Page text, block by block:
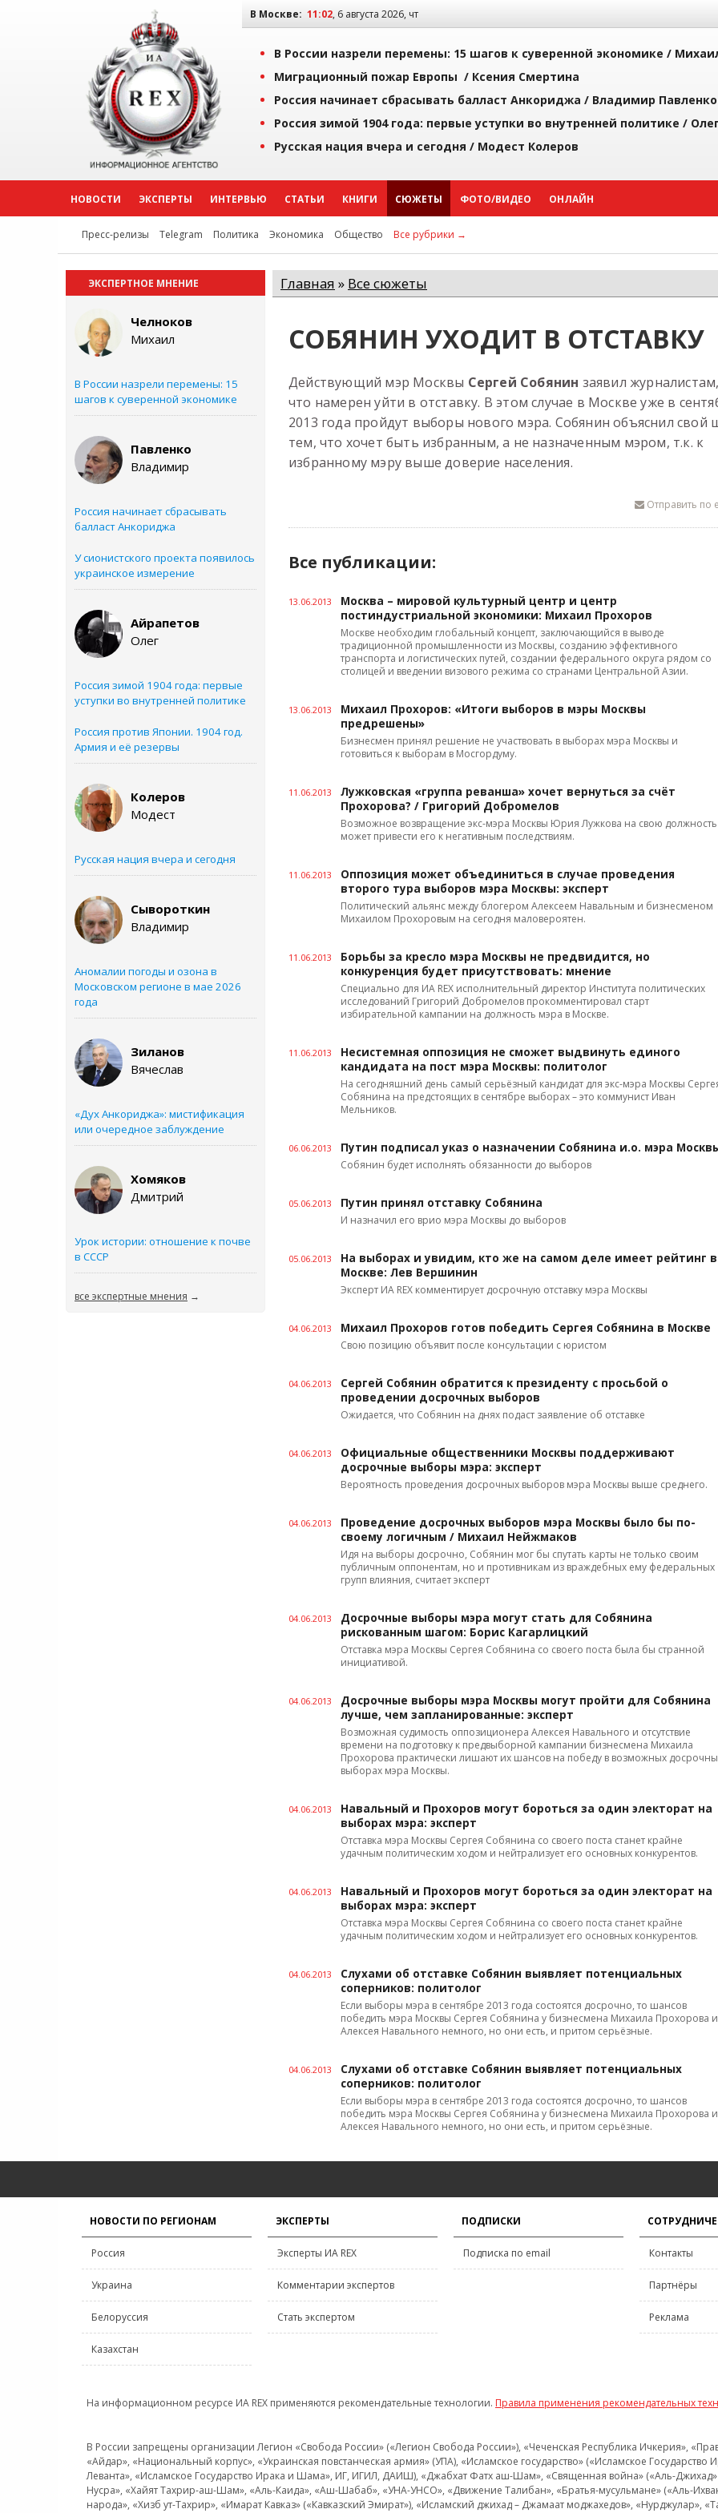
В Москве: 11:02, 6 августа 2026, чт
В России назрели перемены: 15 шагов к суверенной экономике /
Миграционный пожар Европы / Ксения Смертина
Россия начинает сбрасывать балласт Анкориджа / Владимир Павленко
Россия зимой 1904 года: первые уступки во внутренней политике /
Русская нация вчера и сегодня / Модест Колеров
НОВОСТИ ЭКСПЕРТЫ ИНТЕРВЬЮ СТАТЬИ КНИГИ СЮЖЕТЫ ФОТО/ВИДЕО ОНЛАЙН
Пресс-релизы Telegram Политика Экономика Общество Все рубрики →
ЭКСПЕРТНОЕ МНЕНИЕ
Челноков
Михаил
В России назрели перемены: 15
шагов к суверенной экономике
Павленко
Владимир
Россия начинает сбрасывать
балласт Анкориджа
У сионистского проекта появилось
украинское измерение
Айрапетов
Олег
Россия зимой 1904 года: первые
уступки во внутренней политике
Россия против Японии. 1904 год.
Армия и её резервы
Колеров
Модест
Русская нация вчера и сегодня
Сывороткин
Владимир
Аномалии погоды и озона в
Московском регионе в мае 2026
года
Зиланов
Вячеслав
«Дух Анкориджа»: мистификация
или очередное заблуждение
Хомяков
Дмитрий
Урок истории: отношение к почве
в СССР
все экспертные мнения →
Главная » Все сюжеты
СОБЯНИН УХОДИТ В ОТСТАВКУ
Действующий мэр Москвы Сергей Собянин заявил
что намерен уйти в отставку. В этом случае в Москве уже в
2013 года пройдут выборы нового мэра. Собянин объяснил свой
тем, что хочет быть избранным, а не назначенным мэром, т.к. к
избранному мэру выше доверие населения.
Отправить по
Все публикации:
13.06.2013
Москва – мировой культурный центр и центр
постиндустриальной экономики: Михаил Прохоров
Москве необходим глобальный концепт, заключающийся в выводе
традиционной промышленности из Москвы, созданию эффективного
транспорта и логистических путей, создании федерального округа рядом со
столицей и введении визового режима со странами Центральной Азии.
13.06.2013
Михаил Прохоров: «Итоги выборов в мэры Москвы
предрешены»
Бизнесмен принял решение не участвовать в выборах мэра Москвы и
готовиться к выборам в Мосгордуму.
11.06.2013
Лужковская «группа реванша» хочет вернуться за счёт
Прохорова? / Григорий Добромелов
Возможное возвращение экс-мэра Москвы Юрия Лужкова на свою должность
может привести его к негативным последствиям.
11.06.2013
Оппозиция может объединиться в случае проведения
второго тура выборов мэра Москвы: эксперт
Политический альянс между блогером Алексеем Навальным и бизнесменом
Михаилом Прохоровым на сегодня маловероятен.
11.06.2013
Борьбы за кресло мэра Москвы не предвидится, но
конкуренция будет присутствовать: мнение
Специально для ИА REX исполнительный директор Института политических
исследований Григорий Добромелов прокомментировал старт
избирательной кампании на должность мэра в Москве.
11.06.2013
Несистемная оппозиция не сможет выдвинуть единого
кандидата на пост мэра Москвы: политолог
На сегодняшний день самый серьёзный кандидат для экс-мэра Москвы
Собянина на предстоящих в сентябре выборах – это коммунист Иван
Мельников.
06.06.2013 Путин подписал указ о назначении Собянина и.о. мэра
Собянин будет исполнять обязанности до выборов
05.06.2013 Путин принял отставку Собянина
И назначил его врио мэра Москвы до выборов
05.06.2013
На выборах и увидим, кто же на самом деле имеет рейтинг в
Москве: Лев Вершинин
Эксперт ИА REX комментирует досрочную отставку мэра Москвы
04.06.2013 Михаил Прохоров готов победить Сергея Собянина в Москве
Свою позицию объявит после консультации с юристом
04.06.2013
Сергей Собянин обратится к президенту с просьбой о
проведении досрочных выборов
Ожидается, что Собянин на днях подаст заявление об отставке
04.06.2013
Официальные общественники Москвы поддерживают
досрочные выборы мэра: эксперт
Вероятность проведения досрочных выборов мэра Москвы выше среднего.
04.06.2013
Проведение досрочных выборов мэра Москвы было бы по-
своему логичным / Михаил Нейжмаков
Идя на выборы досрочно, Собянин мог бы спутать карты не только своим
публичным оппонентам, но и противникам из враждебных ему федеральных
групп влияния, считает эксперт
04.06.2013
Досрочные выборы мэра могут стать для Собянина
рискованным шагом: Борис Кагарлицкий
Отставка мэра Москвы Сергея Собянина со своего поста была бы странной
инициативой.
04.06.2013
Досрочные выборы мэра Москвы могут пройти для Собянина
лучше, чем запланированные: эксперт
Возможная судимость оппозиционера Алексея Навального и отсутствие
времени на подготовку к предвыборной кампании бизнесмена Михаила
Прохорова практически лишают их шансов на победу в возможных
выборах мэра Москвы.
04.06.2013
Навальный и Прохоров могут бороться за один электорат на
выборах мэра: эксперт
Отставка мэра Москвы Сергея Собянина со своего поста станет крайне
удачным политическим ходом и нейтрализует его основных конкурентов.
04.06.2013
Навальный и Прохоров могут бороться за один электорат на
выборах мэра: эксперт
Отставка мэра Москвы Сергея Собянина со своего поста станет крайне
удачным политическим ходом и нейтрализует его основных конкурентов.
04.06.2013
Слухами об отставке Собянин выявляет потенциальных
соперников: политолог
Если выборы мэра в сентябре 2013 года состоятся досрочно, то шансов
победить мэра Москвы Сергея Собянина у бизнесмена Михаила Прохорова и
Алексея Навального немного, но они есть, и притом серьёзные.
04.06.2013
Слухами об отставке Собянин выявляет потенциальных
соперников: политолог
Если выборы мэра в сентябре 2013 года состоятся досрочно, то шансов
победить мэра Москвы Сергея Собянина у бизнесмена Михаила Прохорова и
Алексея Навального немного, но они есть, и притом серьёзные.
НОВОСТИ ПО РЕГИОНАМ
Россия
Украина
Белоруссия
Казахстан
ЭКСПЕРТЫ
Эксперты ИА REX
Комментарии экспертов
Стать экспертом
ПОДПИСКИ
Подписка по email Контакты
Партнёры
Реклама
На информационном ресурсе ИА REX применяются рекомендательные технологии. Правила применения рекомендательных
В России запрещены организации Легион «Свобода России» («Легион Свобода России»), «Чеченская Республика Ичкерия»,
«Айдар», «Национальный корпус», «Украинская повстанческая армия» (УПА), «Исламское государство» («Исламское
Леванта», «Исламское Государство Ирака и Шама», ИГ, ИГИЛ, ДАИШ), «Джабхат Фатх аш-Шам», «Священная война» («Аль-Джихад»
Нусра», «Хайят Тахрир-аш-Шам», «Аль-Каида», «Аш-Шабаб», «УНА-УНСО», «Движение Талибан», «Братья-мусульмане» («Аль-
народа», «Хизб ут-Тахрир», «Имарат Кавказ» («Кавказский Эмират»), «Исламский джихад – Джамаат моджахедов», «Нурджулар»,